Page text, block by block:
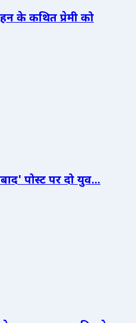
के कथित प्रेमी को
पोस्ट पर दो युव...